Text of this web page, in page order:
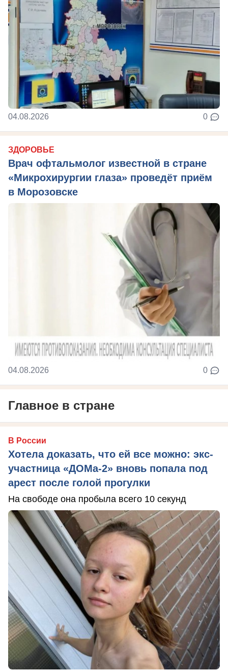
04.08.2026 0
ЗДОРОВЬЕ
Врач офтальмолог известной в стране
«Микрохирургии глаза» проведёт приём
в Морозовске
04.08.2026 0
Главное в стране
В России
Хотела доказать, что ей все можно: экс-
участница «ДОМа-2» вновь попала под
арест после голой прогулки
На свободе она пробыла всего 10 секунд